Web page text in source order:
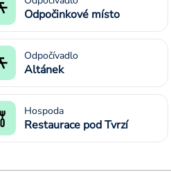
Odpočinkové místo
Odpočívadlo
Altánek
Hospoda
Restaurace pod Tvrzí